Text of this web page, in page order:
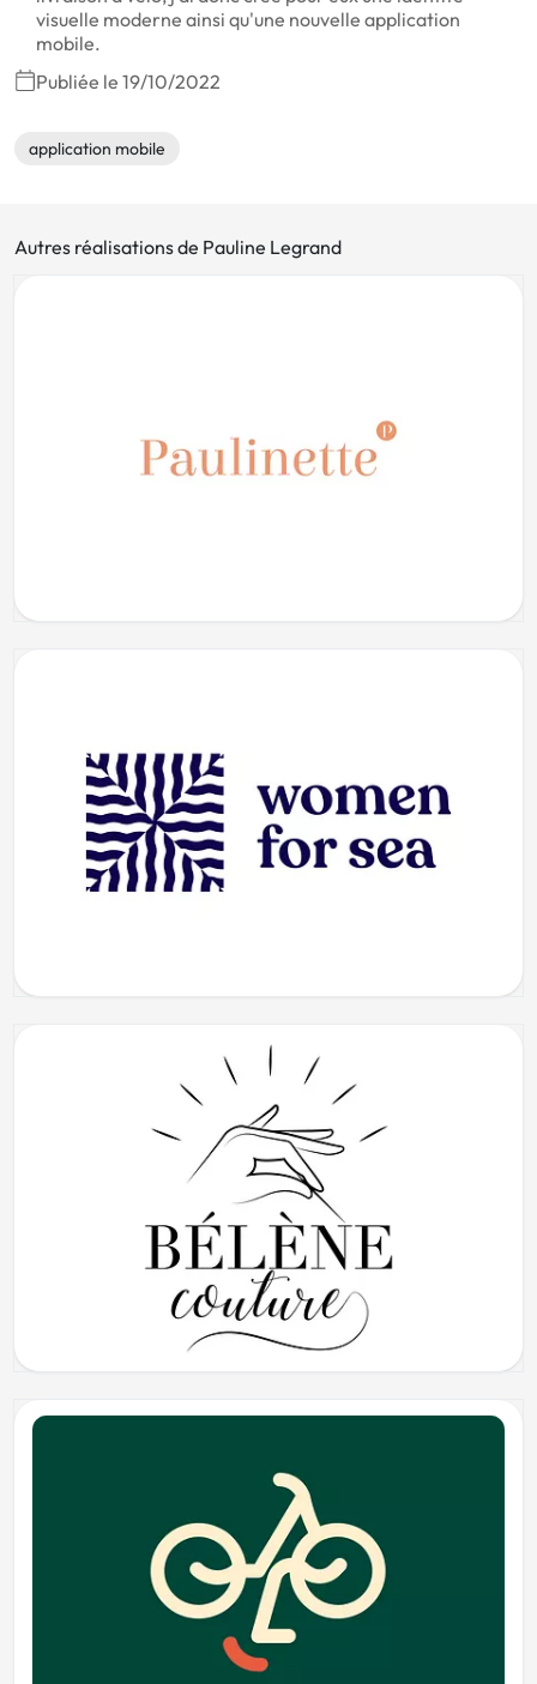
visuelle moderne ainsi qu'une nouvelle application
mobile.
Publiée le 19/10/2022
application mobile
Autres réalisations de Pauline Legrand